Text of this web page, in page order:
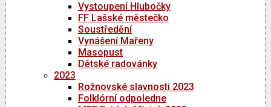
Vystoupení Hlubočky
FF Lašské městečko
Soustředění
Vynášení Mařeny
Masopust
Dětské radovánky
2023
Rožnovské slavnosti 2023
Folklórní odpoledne